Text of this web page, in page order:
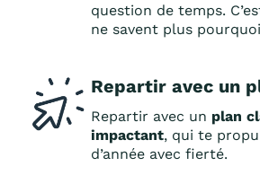
question de temps.
ne savent plus
Repartir avec un
Repartir avec un plan
impactant, qui te
d’année avec fierté.